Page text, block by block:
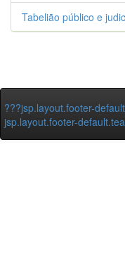
Tabelião público e
???jsp.layout.footer-
jsp.layout.footer-